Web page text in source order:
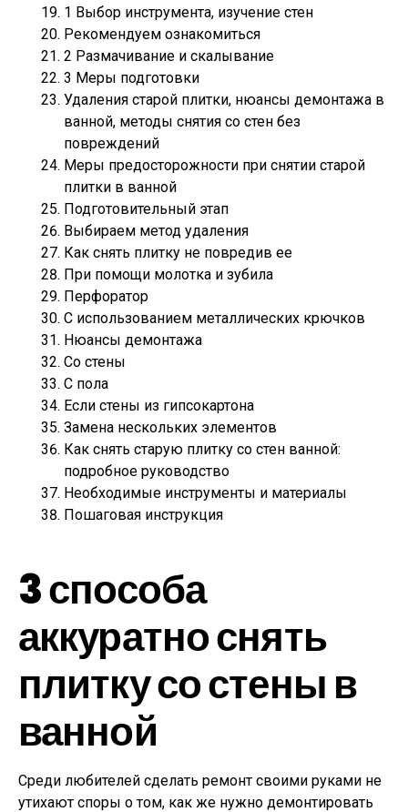
1 Выбор инструмента, изучение стен
Рекомендуем ознакомиться
2 Размачивание и скалывание
3 Меры подготовки
Удаления старой плитки, нюансы демонтажа в
ванной, методы снятия со стен без
повреждений
Меры предосторожности при снятии старой
плитки в ванной
Подготовительный этап
Выбираем метод удаления
Как снять плитку не повредив ее
При помощи молотка и зубила
Перфоратор
С использованием металлических крючков
Нюансы демонтажа
Со стены
С пола
Если стены из гипсокартона
Замена нескольких элементов
Как снять старую плитку со стен ванной:
подробное руководство
Необходимые инструменты и материалы
Пошаговая инструкция
3 способа
аккуратно снять
плитку со стены в
ванной
Среди любителей сделать ремонт своими руками не
утихают споры о том, как же нужно демонтировать